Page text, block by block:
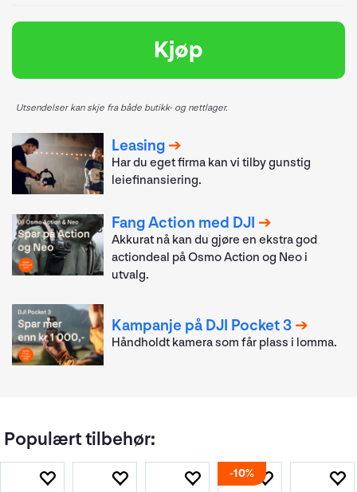
Kjøp
Utsendelser kan skje fra både butikk- og nettlager.
Leasing
Har du eget firma kan vi tilby gunstig
leiefinansiering.
Fang Action med DJI
Akkurat nå kan du gjøre en ekstra god
actiondeal på Osmo Action og Neo i
utvalg.
Kampanje på DJI Pocket 3
Håndholdt kamera som får plass i lomma.
Populært tilbehør:
10%